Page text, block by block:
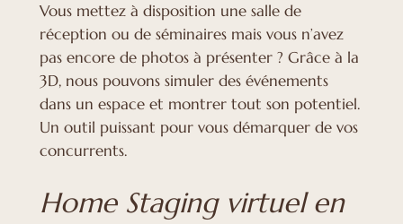
Vous mettez à disposition une salle de
réception ou de séminaires mais vous n’avez
pas encore de photos à présenter ? Grâce à la
3D, nous pouvons simuler des événements
dans un espace et montrer tout son potentiel.
Un outil puissant pour vous démarquer de vos
concurrents.
Home Staging virtuel en